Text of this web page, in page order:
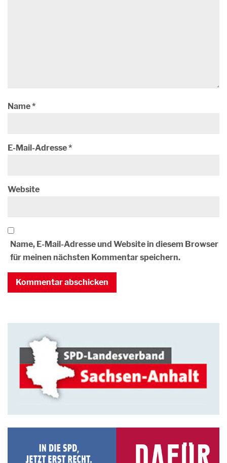
Name*
E-Mail-Adresse*
Website
Name, E-Mail-Adresse und Website in diesem Browser
für meinen nächsten Kommentar speichern.